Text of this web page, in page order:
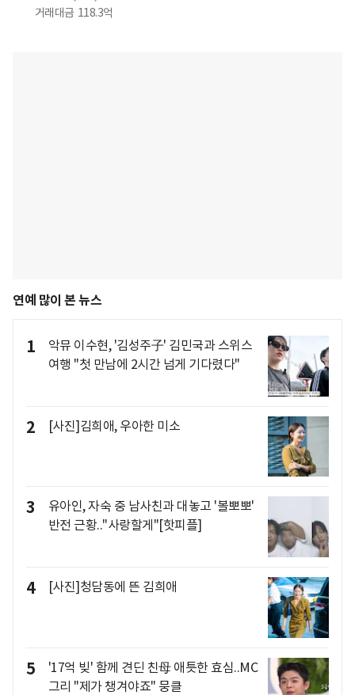
거래대금 118.3억
연예 많이 본 뉴스
1
악뮤 이수현, '김성주子' 김민국과 스위스
여행 "첫 만남에 2시간 넘게 기다렸다"
2 [사진]김희애, 우아한 미소
3
유아인, 자숙 중 남사친과 대놓고 '볼뽀뽀'
반전 근황.."사랑할게"[핫피플]
4 [사진]청담동에 뜬 김희애
5
'17억 빚' 함께 견딘 친母 애틋한 효심..MC
그리 "제가 챙겨야죠" 뭉클